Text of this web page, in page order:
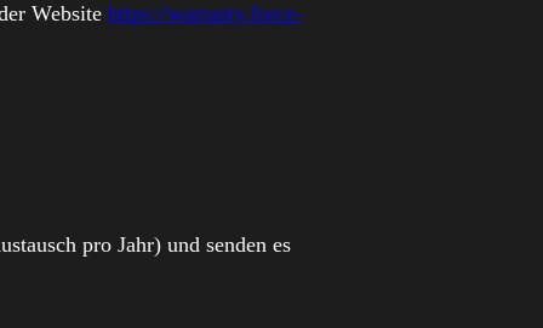
Website https://warranty.force-
pro Jahr) und senden es